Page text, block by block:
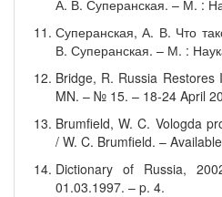
А. В. Суперанская. – М. :
Суперанская, А. В. Что
В. Суперанская. – М. :
Bridge, R. Russia
MN. – № 15. – 18-24 April
Brumfield, W. C. Vologda
/ W. C. Brumfield. –
Dictionary of Russia,
01.03.1997. – p. 4.